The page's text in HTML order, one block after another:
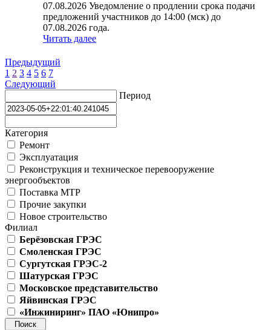
07.08.2026 Уведомление о продлении срока подачи
предложений участников до 14:00 (мск) до
07.08.2026 года.
Читать далее
Предыдущий
1 2 3 4 5 6 7
Следующий
Период
Категория
Ремонт
Эксплуатация
Реконструкция и техническое перевооружение
энергообъектов
Поставка МТР
Прочие закупки
Новое строительство
Филиал
Берёзовская ГРЭС
Смоленская ГРЭС
Сургутская ГРЭС-2
Шатурская ГРЭС
Московское представительство
Яйвинская ГРЭС
«Инжиниринг» ПАО «Юнипро»